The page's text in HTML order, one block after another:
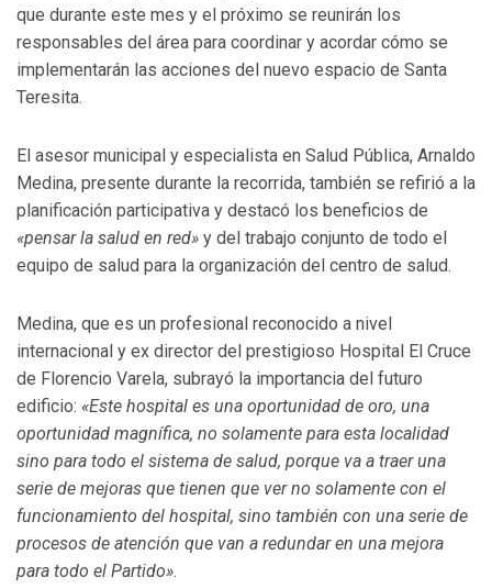
que durante este mes y el próximo se reunirán los
responsables del área para coordinar y acordar cómo se
implementarán las acciones del nuevo espacio de Santa
Teresita.
El asesor municipal y especialista en Salud Pública, Arnaldo
Medina, presente durante la recorrida, también se refirió a la
planificación participativa y destacó los beneficios de
«pensar la salud en red» y del trabajo conjunto de todo el
equipo de salud para la organización del centro de salud.
Medina, que es un profesional reconocido a nivel
internacional y ex director del prestigioso Hospital El Cruce
de Florencio Varela, subrayó la importancia del futuro
edificio: «Este hospital es una oportunidad de oro, una
oportunidad magnífica, no solamente para esta localidad
sino para todo el sistema de salud, porque va a traer una
serie de mejoras que tienen que ver no solamente con el
funcionamiento del hospital, sino también con una serie de
procesos de atención que van a redundar en una mejora
para todo el Partido».